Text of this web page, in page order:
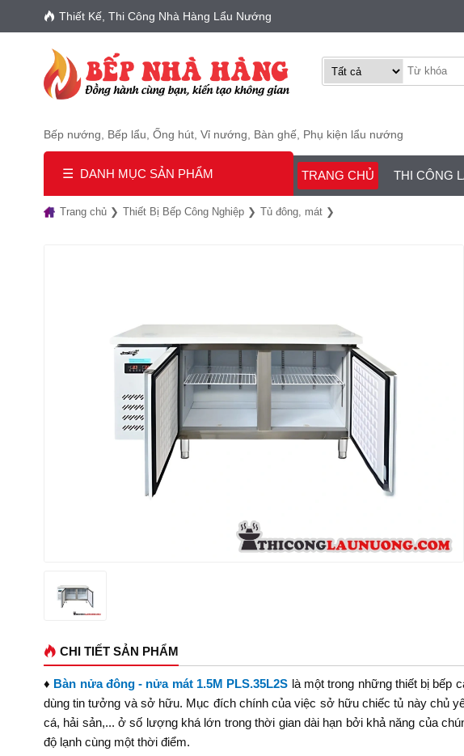
Thiết Kế, Thi Công Nhà Hàng Lẩu Nướng
Bếp nướng, Bếp lẩu, Ống hút, Vỉ nướng, Bàn ghế, Phụ kiện lẩu nướng
☰ DANH MỤC SẢN PHẨM TRANG CHỦ THI CÔNG
Trang chủ Thiết Bị Bếp Công Nghiệp Tủ đông, mát
CHI TIẾT SẢN PHẨM
♦ Bàn nửa đông - nửa mát 1.5M PLS.35L2S là một trong những thiết bị bếp
dùng tin tưởng và sở hữu. Mục đích chính của việc sở hữu chiếc tủ này chủ
cá, hải sản,... ở số lượng khá lớn trong thời gian dài hạn bởi khả năng của
độ lạnh cùng một thời điểm.